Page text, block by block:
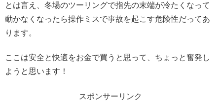
とは言え、冬場のツーリングで指先の末端が冷たくなって
動かなくなったら操作ミスで事故を起こす危険性だってあ
ります。
ここは安全と快適をお金で買うと思って、ちょっと奮発し
ようと思います！
スポンサーリンク